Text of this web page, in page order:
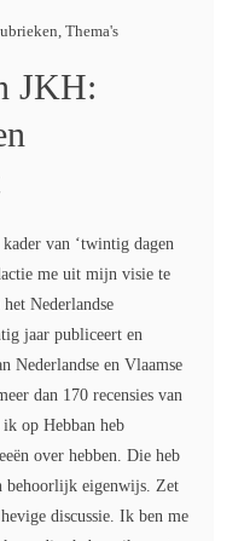
, Thema's
JKH:
van ‘twintig dagen
me uit mijn visie te
Nederlandse
jaar publiceert en
Nederlandse en Vlaamse
dan 170 recensies van
op Hebban heb
over hebben. Die heb
behoorlijk eigenwijs. Zet
discussie. Ik ben me